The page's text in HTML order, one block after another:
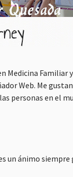
Medicina Familiar
Web. Me
personas en el
un ánimo siempre